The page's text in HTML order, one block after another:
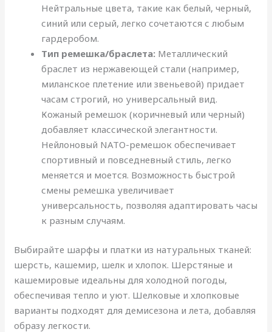
Нейтральные цвета, такие как белый, черный,
синий или серый, легко сочетаются с любым
гардеробом.
Тип ремешка/браслета: Металлический
браслет из нержавеющей стали (например,
миланское плетение или звеньевой) придает
часам строгий, но универсальный вид.
Кожаный ремешок (коричневый или черный)
добавляет классической элегантности.
Нейлоновый NATO-ремешок обеспечивает
спортивный и повседневный стиль, легко
меняется и моется. Возможность быстрой
смены ремешка увеличивает
универсальность, позволяя адаптировать часы
к разным случаям.
Выбирайте шарфы и платки из натуральных тканей:
шерсть, кашемир, шелк и хлопок. Шерстяные и
кашемировые идеальны для холодной погоды,
обеспечивая тепло и уют. Шелковые и хлопковые
варианты подходят для демисезона и лета, добавляя
образу легкости.